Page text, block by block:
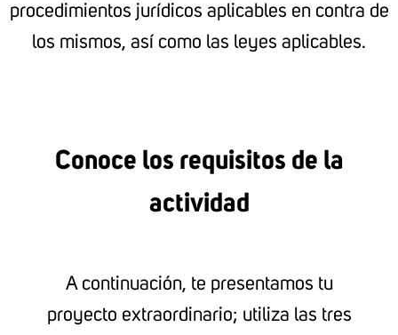
procedimientos jurídicos aplicables en contra de
los mismos, así como las leyes aplicables.
Conoce los requisitos de la
actividad
A continuación, te presentamos tu
proyecto extraordinario; utiliza las tres